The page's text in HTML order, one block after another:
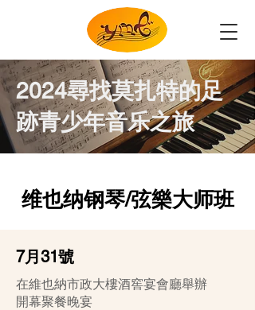
2024尋找莫扎特的足
跡青少年音乐之旅
维也纳钢琴/弦樂大师班
7月31號
在維也納市政大樓酒窖宴會廳舉辦
開幕聚餐晚宴